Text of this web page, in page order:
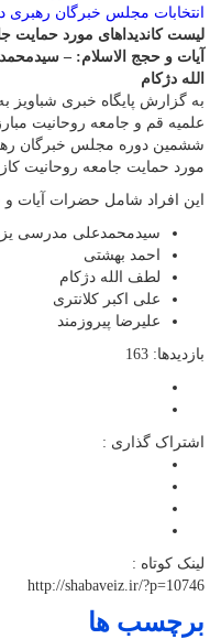
لیست کاندیداهای مورد حمایت
آیات و حجج الاسلام: –
الله دژکام
به گزارش پایگاه خبری شباویز
علمیه قم و جامعه روحانیت
ششمین دوره مجلس خبرگان
مورد حمایت جامعه روحانیت
این افراد شامل حضرات آیات و
سیدمحمدعلی مدرسی
احمد بهشتی
لطف الله دژکام
علی اکبر کلانتری
علیرضا پیروزمند
بازدیدها: 163
اشتراک گذاری :
لینک کوتاه :
http://shabaveiz.ir/?p=10746
برچسب ها